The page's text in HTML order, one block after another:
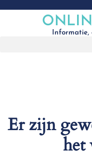
Informatie,
Er zijn
het